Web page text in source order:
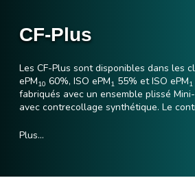
CF-Plus
Les CF-Plus sont disponibles dans les
ePM10 60%, ISO ePM1 55% et ISO ePM1
fabriqués avec un ensemble plissé
avec contrecollage synthétique. Le
la préhension. Malgré la conception
Plus…